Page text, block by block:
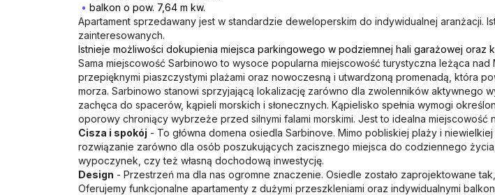
balkon o pow. 7,64 m kw.
Apartament sprzedawany jest w standardzie deweloperskim do indywidualnej aranżacji.
zainteresowanych.
Istnieje możliwości dokupienia miejsca parkingowego w podziemnej hali garażowej oraz
Sama miejscowość Sarbinowo to wysoce popularna miejscowość turystyczna leżąca nad
przepięknymi piaszczystymi plażami oraz nowoczesną i utwardzoną promenadą, która
morza. Sarbinowo stanowi sprzyjającą lokalizację zarówno dla zwolenników aktywnego
zachęca do spacerów, kąpieli morskich i słonecznych. Kąpielisko spełnia wymogi
oporowy chroniący wybrzeże przed silnymi falami morskimi. Jest to idealna
Cisza i spokój - To główna domena osiedla Sarbinove. Mimo pobliskiej plaży i
rozwiązanie zarówno dla osób poszukujących zacisznego miejsca do codziennego
wypoczynek, czy też własną dochodową inwestycję.
Design - Przestrzeń ma dla nas ogromne znaczenie. Osiedle zostało zaprojektowane
Oferujemy funkcjonalne apartamenty z dużymi przeszkleniami oraz indywidualnymi